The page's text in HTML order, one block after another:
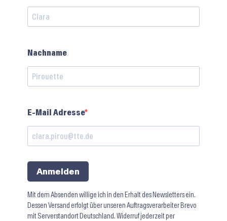
Nachname
E-Mail Adresse
Anmelden
Mit dem Absenden willige ich in den Erhalt des Newsletters ein.
Dessen Versand erfolgt über unseren Auftragsverarbeiter Brevo
mit Serverstandort Deutschland. Widerruf jederzeit per